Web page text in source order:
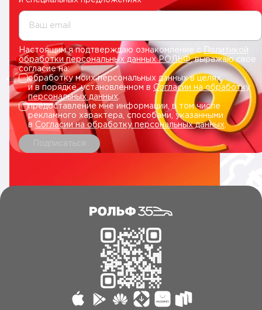
Ваш email
Настоящим я подтверждаю ознакомление сПолитикой
обработки персональных данных РОЛЬФ, выражаю свое
согласие на:
обработку моих персональных данных в целях
и в порядке, установленном в Согласии на обработку
персональных данных.
предоставление мне информации, в том числе
рекламного характера, способами, указанными
в Согласии на обработку персональных данных
Подписаться